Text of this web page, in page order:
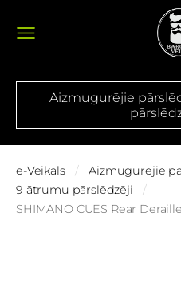
Aizmugurējie
e-Veikals
Aizmugurējie
9 ātrumu pārslēdzēji
SHIMANO CUES Rear